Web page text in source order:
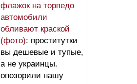
флажок на торпедо
автомобили
обливают краской
(фото): проститутки
вы дешевые и тупые,
а не украинцы.
опозорили нашу